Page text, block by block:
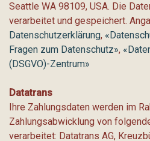
Seattle WA 98109, USA. Die
verarbeitet und gespeichert.
Datenschutzerklärung,
Fragen zum Datenschutz»,
(DSGVO)-Zentrum»
Datatrans
Ihre Zahlungsdaten werden im
Zahlungsabwicklung von
verarbeitet: Datatrans AG,